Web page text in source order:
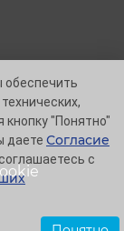
обеспечить
"Понятно"
даете Согласие
с